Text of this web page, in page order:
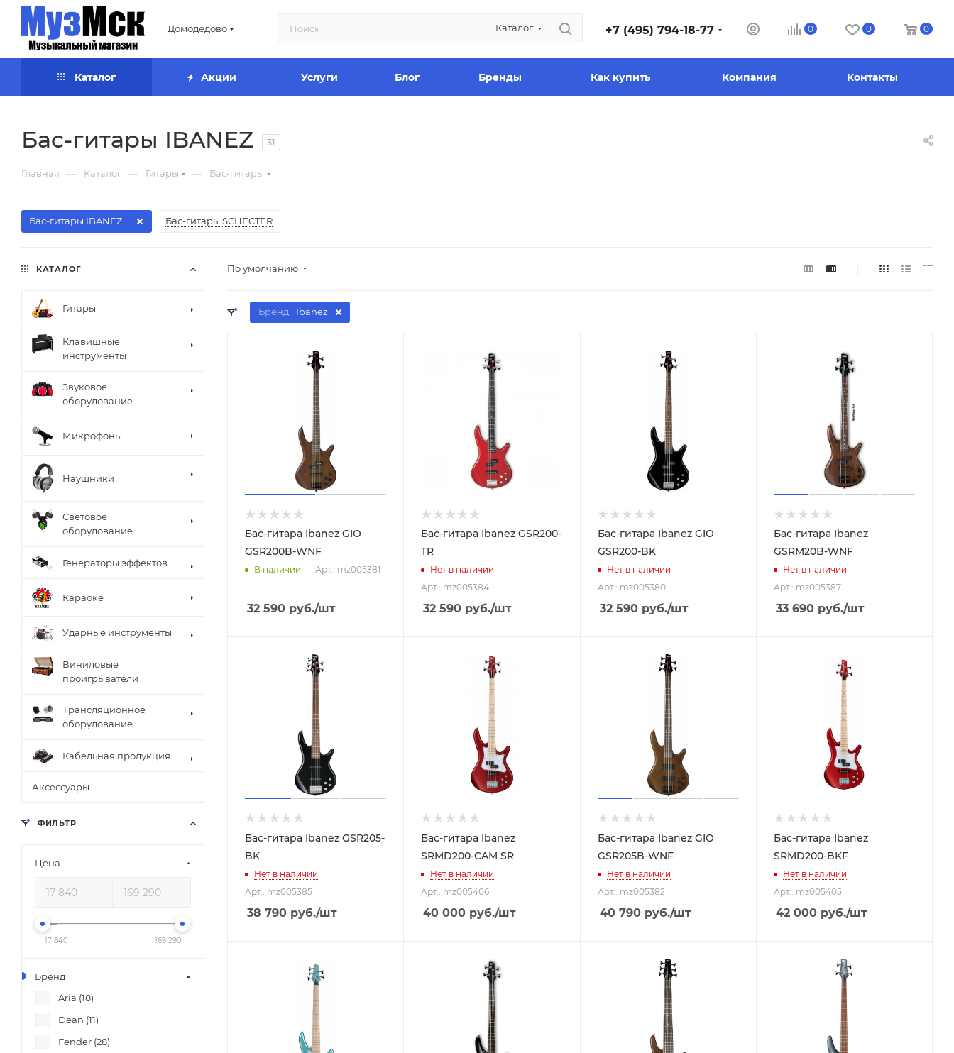
Домодедово Каталог +7 (495) 794-18-77 0 0 0
Каталог Акции Услуги Блог Бренды Как купить Компания Контакты
Бас-гитары IBANEZ 31
Главная — Каталог — Гитары — Бас-гитары
Бас-гитары SCHECTER
Бас-гитары IBANEZ
По умолчанию
Бренд: Ibanez
Бас-гитара Ibanez GIO
GSR200B-WNF
В наличии Арт.: mz005381
32 590 руб./шт
Бас-гитара Ibanez GSR200-
TR
Нет в наличии
Арт.: mz005384
32 590 руб./шт
Бас-гитара Ibanez GIO
GSR200-BK
Нет в наличии
Арт.: mz005380
32 590руб./шт
Бас-гитара Ibanez
GSRM20B-WNF
Нет в наличии
Арт.: mz005387
33 690руб./шт
Бас-гитара Ibanez GSR205-
BK
Нет в наличии
Арт.: mz005385
38 790 руб./шт
Бас-гитара Ibanez
SRMD200-CAM SR
Нет в наличии
Арт.: mz005406
40 000 руб./шт
Бас-гитара Ibanez GIO
GSR205B-WNF
Нет в наличии
Арт.: mz005382
40 790руб./шт
Бас-гитара Ibanez
SRMD200-BKF
Нет в наличии
Арт.: mz005405
42 000руб./шт
КАТАЛОГ
Гитары
Клавишные
инструменты
Звуковое
оборудование
Микрофоны
Наушники
Световое
оборудование
Генераторы эффектов
Караоке
Ударные инструменты
Виниловые
проигрыватели
Трансляционное
оборудование
Кабельная продукция
Аксессуары
ФИЛЬТР
Цена
17 840 169 290
Бренд
Aria (18)
Dean (11)
Fender (28)